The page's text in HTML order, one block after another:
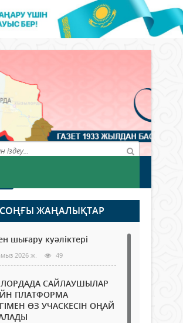
СОҢҒЫ ЖАҢАЛЫҚТАР
шығару куәліктері
2026 ж. 49
САЙЛАУШЫЛАР
ПЛАТФОРМА
ӨЗ УЧАСКЕСІН ОҢАЙ